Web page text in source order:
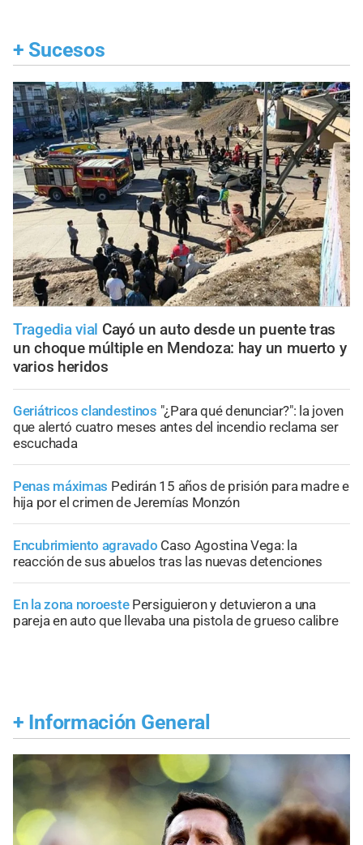
+ Sucesos
Tragedia vial Cayó un auto desde un puente tras
un choque múltiple en Mendoza: hay un muerto y
varios heridos
Geriátricos clandestinos "¿Para qué denunciar?": la joven
que alertó cuatro meses antes del incendio reclama ser
escuchada
Penas máximas Pedirán 15 años de prisión para madre e
hija por el crimen de Jeremías Monzón
Encubrimiento agravado Caso Agostina Vega: la
reacción de sus abuelos tras las nuevas detenciones
En la zona noroeste Persiguieron y detuvieron a una
pareja en auto que llevaba una pistola de grueso calibre
+ Información General